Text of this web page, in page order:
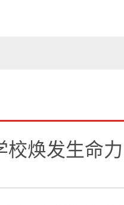
校焕发生命力